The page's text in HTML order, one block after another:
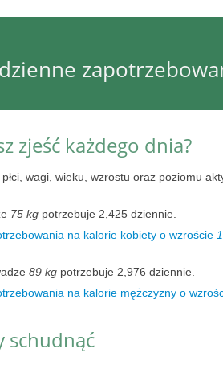
zjeść każdego dnia?
wagi, wieku, wzrostu oraz poziomu
75 kg potrzebuje 2,425 dziennie.
na kalorie kobiety o wzroście
89 kg potrzebuje 2,976 dziennie.
na kalorie mężczyzny o
schudnąć